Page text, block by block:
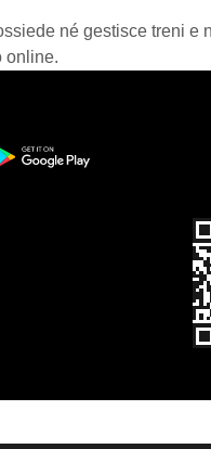
né gestisce treni e
online.